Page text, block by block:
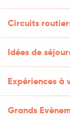
Circuits
Idées de
Expériences à
Grands